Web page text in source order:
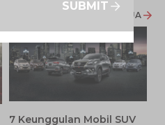
LIHAT SEMUA
7 Keunggulan Mobil SUV
SUBMIT